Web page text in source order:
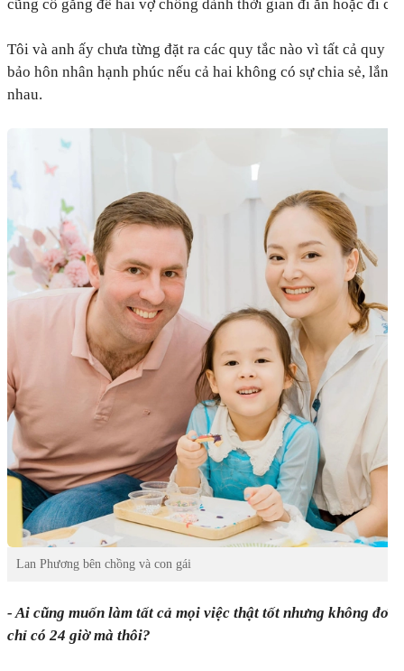
cũng cố gắng để hai vợ chồng dành thời gian đi ăn hoặc đi
Tôi và anh ấy chưa từng đặt ra các quy tắc nào vì tất cả quy
bảo hôn nhân hạnh phúc nếu cả hai không có sự chia sẻ, lắng
nhau.
Lan Phương bên chồng và con gái
- Ai cũng muốn làm tất cả mọi việc thật tốt nhưng không đơn
chỉ có 24 giờ mà thôi?